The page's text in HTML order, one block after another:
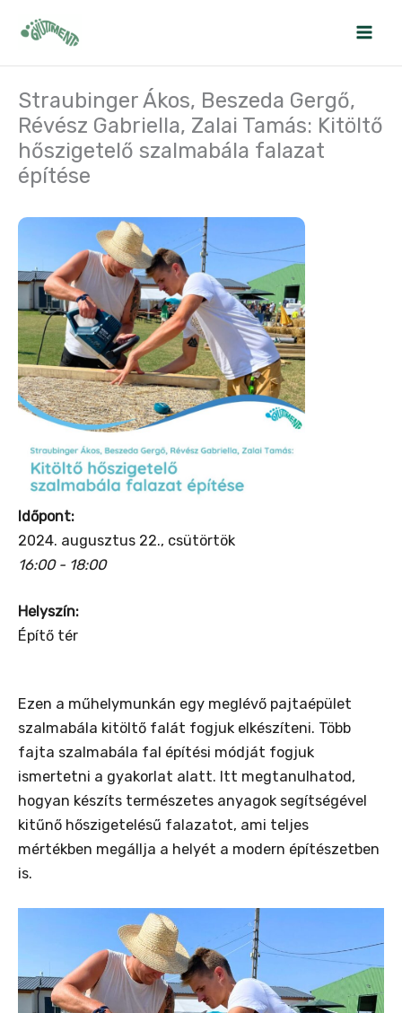
Straubinger Ákos, Beszeda Gergő,
Révész Gabriella, Zalai Tamás: Kitöltő
hőszigetelő szalmabála falazat
építése
Időpont:
2024. augusztus 22., csütörtök
16:00 - 18:00
Helyszín:
Építő tér
Ezen a műhelymunkán egy meglévő pajtaépület
szalmabála kitöltő falát fogjuk elkészíteni. Több
fajta szalmabála fal építési módját fogjuk
ismertetni a gyakorlat alatt. Itt megtanulhatod,
hogyan készíts természetes anyagok segítségével
kitűnő hőszigetelésű falazatot, ami teljes
mértékben megállja a helyét a modern építészetben
is.